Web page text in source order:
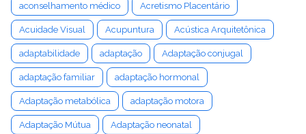
aconselhamento médico Acretismo Placentário
Acuidade Visual Acupuntura Acústica Arquitetônica
adaptabilidade adaptação Adaptação conjugal
adaptação familiar adaptação hormonal
Adaptação metabólica adaptação motora
Adaptação Mútua Adaptação neonatal